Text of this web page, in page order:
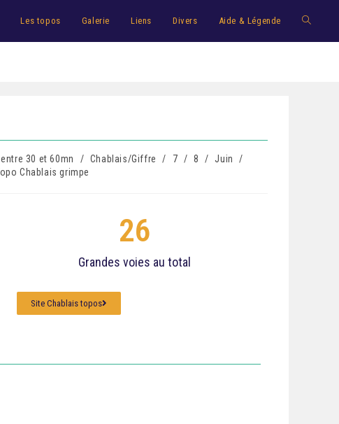
Les topos Galerie Liens Divers Aide & Légende
30 et 60mn / Chablais/Giffre / 7 / 8 / Juin
/
Chablais grimpe
Grandes voies au total
26
Site Chablais topos